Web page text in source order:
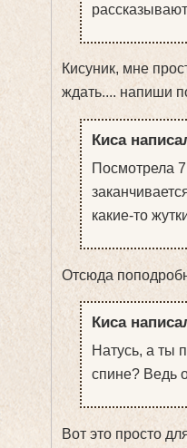
Кисуник, мне
ждать.... напиши
Киса
Посмотрела
какие-то
Отсюда
Киса
Натусь, а ты
спине? Ведь
Вот это просто